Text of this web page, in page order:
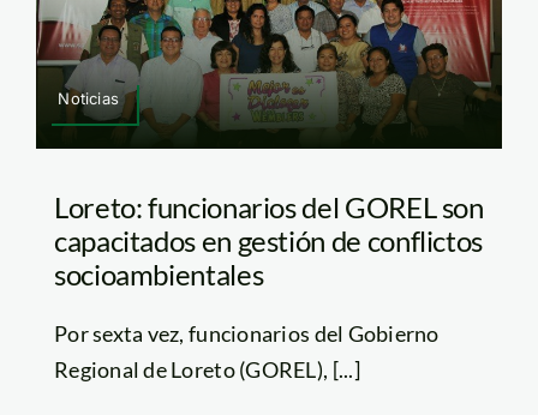
Noticias
Loreto: funcionarios del GOREL son
capacitados en gestión de conflictos
socioambientales
Por sexta vez, funcionarios del Gobierno
Regional de Loreto (GOREL), [...]